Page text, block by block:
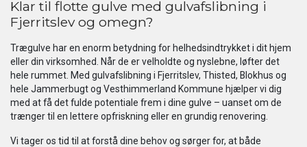
Klar til flotte gulve med gulvafslibning i
Fjerritslev og omegn?
Trægulve har en enorm betydning for helhedsindtrykket i dit hjem
eller din virksomhed. Når de er velholdte og nyslebne, løfter det
hele rummet. Med gulvafslibning i Fjerritslev, Thisted, Blokhus og
hele Jammerbugt og Vesthimmerland Kommune hjælper vi dig
med at få det fulde potentiale frem i dine gulve – uanset om de
trænger til en lettere opfriskning eller en grundig renovering.
Vi tager os tid til at forstå dine behov og sørger for, at både